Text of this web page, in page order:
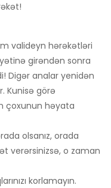
valideyn hərəkətləri
girəndən sonra
Digər analar yenidən
Kunisə görə
çoxunun həyata
olsanız, orada
verərsinizsə, o zaman
korlamayın.